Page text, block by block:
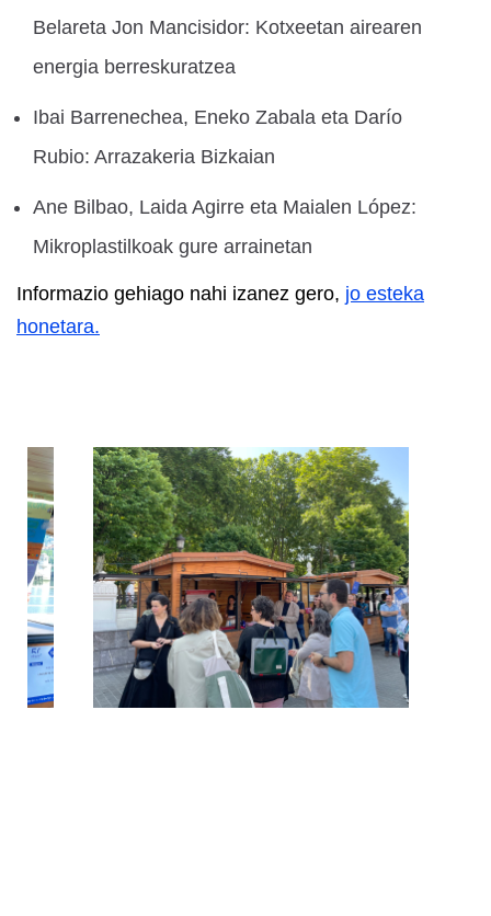
Belareta Jon Mancisidor: Kotxeetan airearen
energia berreskuratzea
Ibai Barrenechea, Eneko Zabala eta Darío
Rubio: Arrazakeria Bizkaian
Ane Bilbao, Laida Agirre eta Maialen López:
Mikroplastilkoak gure arrainetan
Informazio gehiago nahi izanez gero, jo esteka
honetara.